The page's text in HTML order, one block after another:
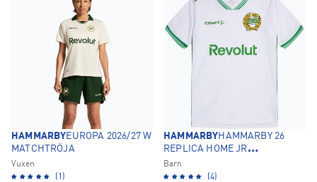
HAMMARBYEUROPA 2026/27 W
MATCHTRÖJA
Vuxen
(1)
HAMMARBYHAMMARBY 26
REPLICA HOME JR
MATCHTRÖJA
Barn
(4)